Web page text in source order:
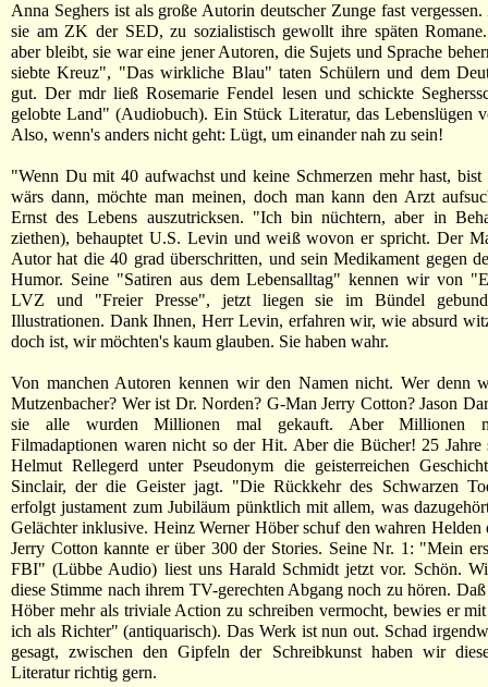
Anna Seghers ist als große Autorin deutscher Zunge fast
sie am ZK der SED, zu sozialistisch gewollt ihre späten
aber bleibt, sie war eine jener Autoren, die Sujets und Sprache
siebte Kreuz", "Das wirkliche Blau" taten Schülern und dem
gut. Der mdr ließ Rosemarie Fendel lesen und schickte
gelobte Land" (Audiobuch). Ein Stück Literatur, das Lebenslügen
Also, wenn's anders nicht geht: Lügt, um einander nah zu sein!
"Wenn Du mit 40 aufwachst und keine Schmerzen mehr hast,
wärs dann, möchte man meinen, doch man kann den Arzt
Ernst des Lebens auszutricksen. "Ich bin nüchtern, aber in
ziethen), behauptet U.S. Levin und weiß wovon er spricht. Der
Autor hat die 40 grad überschritten, und sein Medikament gegen
Humor. Seine "Satiren aus dem Lebensalltag" kennen wir von
LVZ und "Freier Presse", jetzt liegen sie im Bündel
Illustrationen. Dank Ihnen, Herr Levin, erfahren wir, wie absurd
doch ist, wir möchten's kaum glauben. Sie haben wahr.
Von manchen Autoren kennen wir den Namen nicht. Wer denn
Mutzenbacher? Wer ist Dr. Norden? G-Man Jerry Cotton? Jason
sie alle wurden Millionen mal gekauft. Aber Millionen
Filmadaptionen waren nicht so der Hit. Aber die Bücher! 25 Jahre
Helmut Rellegerd unter Pseudonym die geisterreichen
Sinclair, der die Geister jagt. "Die Rückkehr des Schwarzen
erfolgt justament zum Jubiläum pünktlich mit allem, was
Gelächter inklusive. Heinz Werner Höber schuf den wahren Helden
Jerry Cotton kannte er über 300 der Stories. Seine Nr. 1: "Mein
FBI" (Lübbe Audio) liest uns Harald Schmidt jetzt vor. Schön.
diese Stimme nach ihrem TV-gerechten Abgang noch zu hören.
Höber mehr als triviale Action zu schreiben vermocht, bewies er
ich als Richter" (antiquarisch). Das Werk ist nun out. Schad
gesagt, zwischen den Gipfeln der Schreibkunst haben wir
Literatur richtig gern.